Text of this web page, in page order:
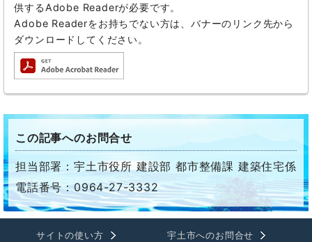
供するAdobe Readerが必要です。
Adobe Readerをお持ちでない方は、バナーのリンク先から
ダウンロードしてください。
この記事へのお問合せ
担当部署：宇土市役所 建設部 都市整備課 建築住宅係
電話番号：0964-27-3332
サイトの使い方 宇土市へのお問合せ